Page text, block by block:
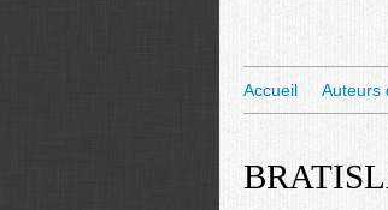
Accueil Auteurs